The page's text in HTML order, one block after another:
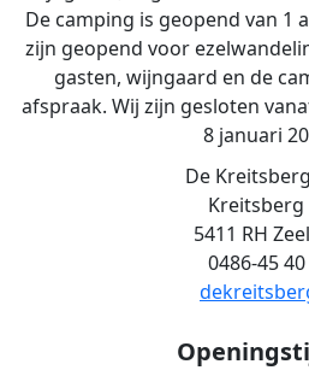
De camping is geopend van 1
zijn geopend voor
gasten, wijngaard en de
afspraak. Wij zijn gesloten
8 januari
De
Kreitsberg
5411 RH
0486-45